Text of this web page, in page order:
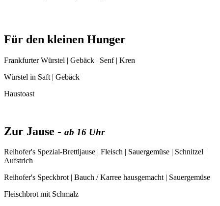
Für den kleinen Hunger
Frankfurter Würstel | Gebäck | Senf | Kren
Würstel in Saft | Gebäck
Haustoast
Zur Jause - ab 16 Uhr
Reihofer's Spezial-Brettljause | Fleisch | Sauergemüse | Schnitzel |
Aufstrich
Reihofer's Speckbrot | Bauch / Karree hausgemacht | Sauergemüse
Fleischbrot mit Schmalz